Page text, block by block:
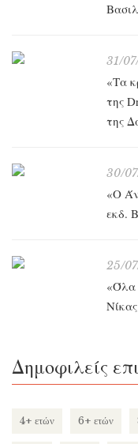
31/
«Τα
της
της
30/
«O
εκδ.
25/
«Όλα
Νίκας
Δημοφιλείς
4+ ετών 6+ ετών